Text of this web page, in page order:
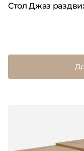
Стол Джаз